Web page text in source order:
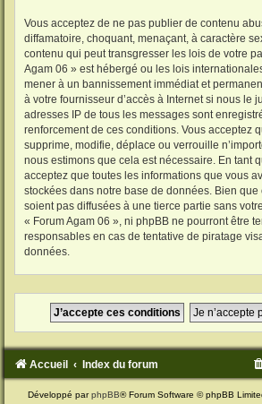
Vous acceptez de ne pas publier de contenu
diffamatoire, choquant, menaçant, à caractère
contenu qui peut transgresser les lois de votre
Agam 06 » est hébergé ou les lois
mener à un bannissement immédiat et
à votre fournisseur d’accès à Internet si nous le
adresses IP de tous les messages sont
renforcement de ces conditions. Vous acceptez
supprime, modifie, déplace ou verrouille
nous estimons que cela est nécessaire. En tant
acceptez que toutes les informations que vous
stockées dans notre base de données. Bien que
soient pas diffusées à une tierce partie sans
« Forum Agam 06 », ni phpBB ne pourront être
responsables en cas de tentative de piratage
données.
Accueil Index du forum
Développé parphpBB® Forum Software © phpBB